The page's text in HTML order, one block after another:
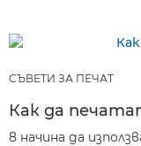
СЪВЕТИ ЗА ПЕЧАТ
Как да
8 начина да